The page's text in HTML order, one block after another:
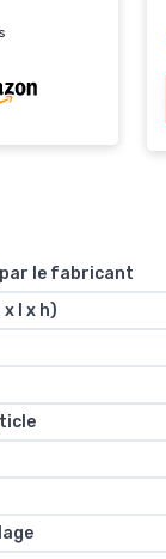
le fabricant
l x h)